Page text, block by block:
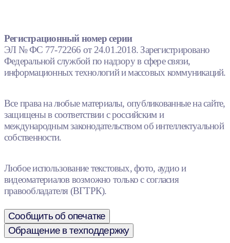
Регистрационный номер серии
ЭЛ № ФС 77-72266 от 24.01.2018. Зарегистрировано
Федеральной службой по надзору в сфере связи,
информационных технологий и массовых коммуникаций.
Все права на любые материалы, опубликованные на сайте,
защищены в соответствии с российским и
международным законодательством об интеллектуальной
собственности.
Любое использование текстовых, фото, аудио и
видеоматериалов возможно только с согласия
правообладателя (ВГТРК).
Сообщить об опечатке
Обращение в техподдержку